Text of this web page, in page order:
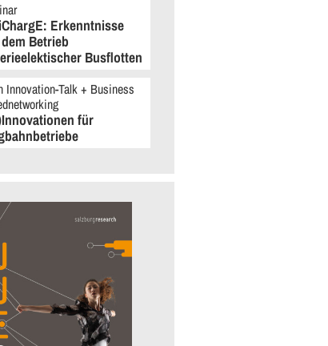
Erkenntnisse
Betrieb
Busflotten
Innovation-Talk + Business
für